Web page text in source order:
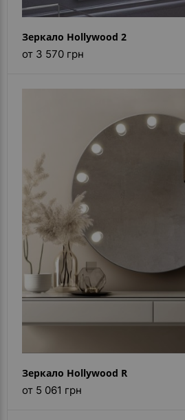
Зеркало Hollywood 2
от 3 570 грн
Зеркало Hollywood R
от 5 061 грн